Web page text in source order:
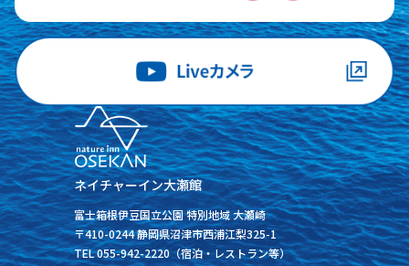
ネイチャーイン大瀬館
富士箱根伊豆国立公園 特別地域 大瀬崎
〒410-0244 静岡県沼津市西浦江梨325-1
TEL 055-942-2220（宿泊・レストラン等）